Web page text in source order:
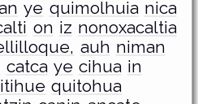
ye quimolhuia nica
on iz nonoxacaltia
auh niman
catca ye cihua in
quitohua